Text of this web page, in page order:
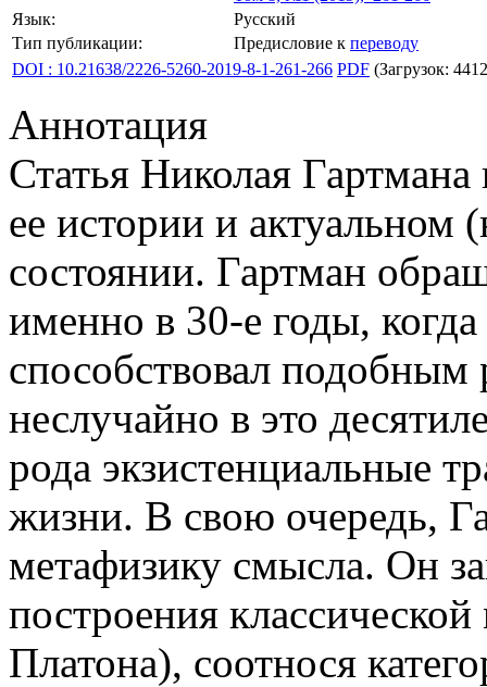
Язык:
Русский
Тип публикации:
Предисловие к переводу
DOI : 10.21638/2226-5260-2019-8-1-261-266 PDF (Загрузок:
Аннотация
Статья Николая
ее истории и актуальном
состоянии. Гартман
именно в 30-е годы,
способствовал
неслучайно в это
рода экзистенциальные
жизни. В свою очередь,
метафизику смысла. Он
построения
Платона), соотнося